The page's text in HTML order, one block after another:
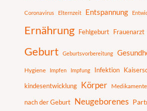
Coronavirus Elternzeit Entspannung
Ernährung Fehlgeburt Frauenarzt
Geburt Geburtsvorbereitung
Hygiene Impfen Impfung Infektion
kindesentwicklung Körper Medikamente
nach der Geburt Neugeborenes
e
n